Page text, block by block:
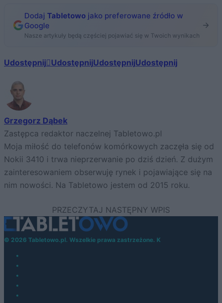
Dodaj Tabletowo jako preferowane źródło w
Google
Nasze artykuły będą częściej pojawiać się w Twoich wynikach
Udostępnij UdostępnijUdostępnijUdostępnij
Grzegorz Dąbek
Zastępca redaktor naczelnej Tabletowo.pl
Moja miłość do telefonów komórkowych zaczęła się od
Nokii 3410 i trwa nieprzerwanie po dziś dzień. Z dużym
zainteresowaniem obserwuję rynek i pojawiające się na
nim nowości. Na Tabletowo jestem od 2015 roku.
© 2026 Tabletowo.pl. Wszelkie prawa zastrzeżone. K